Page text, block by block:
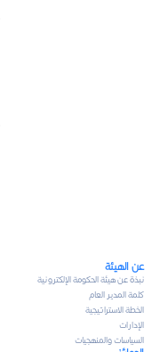
عن الهيئة
نبذة عن هيئة الحكومة الإلكترونية
كلمة المدير العام
الخطة الاستراتيجية
الإدارات
السياسات والمنهجيات